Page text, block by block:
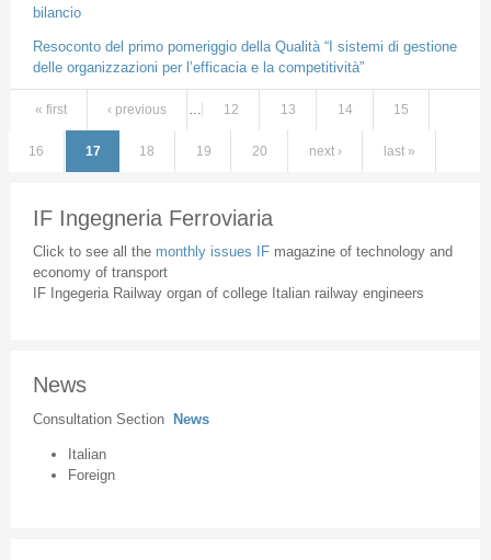
bilancio
Resoconto del primo pomeriggio della Qualità “I sistemi di gestione
delle organizzazioni per l’efficacia e la competitività”
Pages
« first ‹ previous … 12 13 14 15
16 17 18 19 20 next › last »
IF Ingegneria Ferroviaria
Click to see all the monthly issues IF magazine of technology and
economy of transport
IF Ingegeria Railway organ of college Italian railway engineers
News
Consultation Section News
Italian
Foreign